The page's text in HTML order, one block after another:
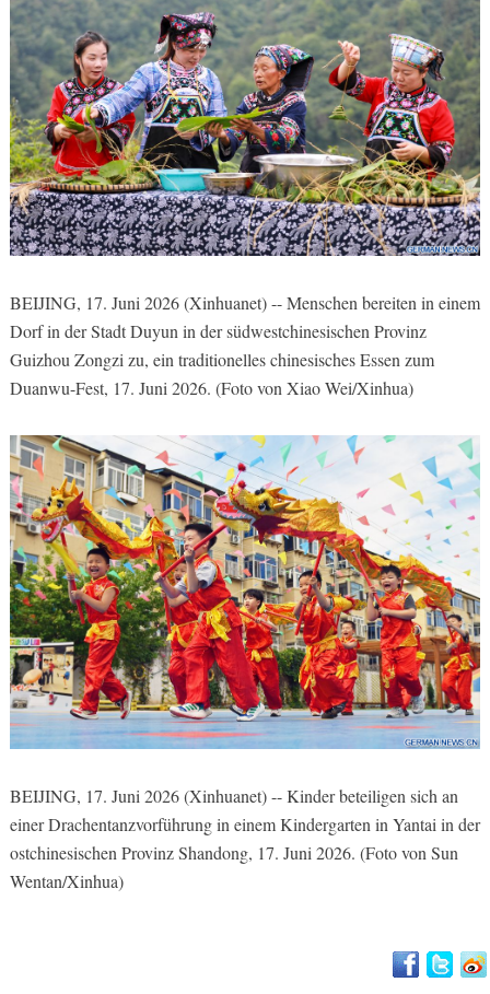
BEIJING, 17. Juni 2026 (Xinhuanet) -- Menschen bereiten in einem
Dorf in der Stadt Duyun in der südwestchinesischen Provinz
Guizhou Zongzi zu, ein traditionelles chinesisches Essen zum
Duanwu-Fest, 17. Juni 2026. (Foto von Xiao Wei/Xinhua)
BEIJING, 17. Juni 2026 (Xinhuanet) -- Kinder beteiligen sich an
einer Drachentanzvorführung in einem Kindergarten in Yantai in der
ostchinesischen Provinz Shandong, 17. Juni 2026. (Foto von Sun
Wentan/Xinhua)